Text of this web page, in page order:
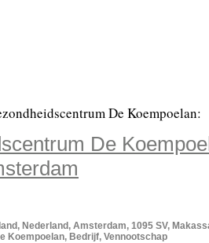
De Koempoelan:
De
Nederland, Amsterdam, 1095 SV,
Koempoelan, Bedrijf, Vennootschap